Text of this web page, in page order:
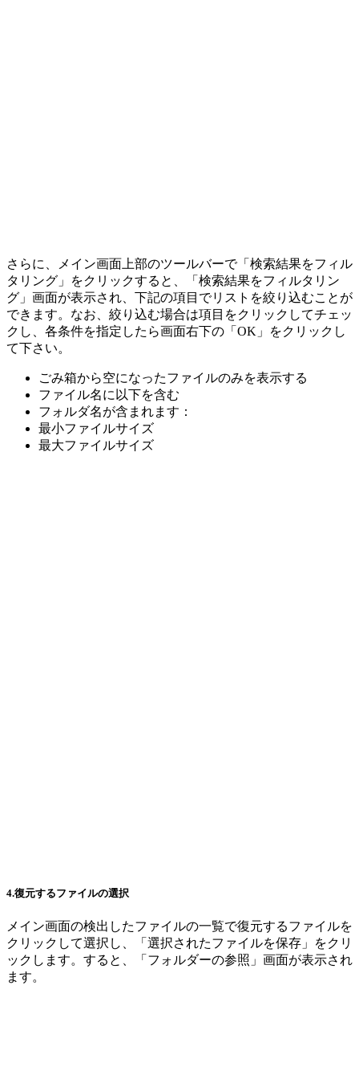
さらに、メイン画面上部のツールバーで「検索結果をフィル
タリング」をクリックすると、「検索結果をフィルタリン
グ」画面が表示され、下記の項目でリストを絞り込むことが
できます。なお、絞り込む場合は項目をクリックしてチェッ
クし、各条件を指定したら画面右下の「OK」をクリックし
て下さい。
ごみ箱から空になったファイルのみを表示する
ファイル名に以下を含む
フォルダ名が含まれます：
最小ファイルサイズ
最大ファイルサイズ
4.復元するファイルの選択
メイン画面の検出したファイルの一覧で復元するファイルを
クリックして選択し、「選択されたファイルを保存」をクリ
ックします。すると、「フォルダーの参照」画面が表示され
ます。